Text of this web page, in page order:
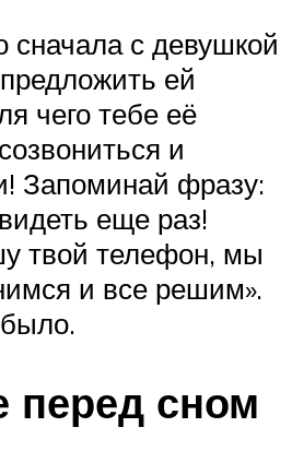
сначала с девушкой
ей
чего тебе её
и
Запоминай фразу:
еще раз!
твой телефон, мы
и все решим».
перед сном